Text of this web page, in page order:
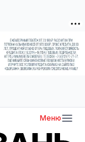
Меню